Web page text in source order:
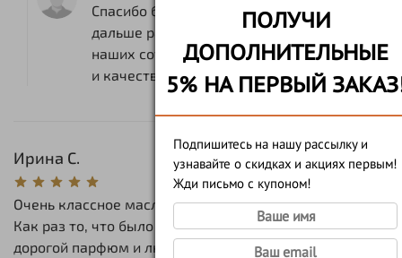
ПОЛУЧИ
ДОПОЛНИТЕЛЬНЫЕ
5% НА ПЕРВЫЙ
Подпишитесь на нашу рассылку и
узнавайте о скидках и акциях первым!
Жди письмо с купоном!
Спасибо большое за отзыв! Будем и
дальше радовать вас компетенцией
наших сотрудников, скоростью доставки
и качеством нашей продукции.
Ирина С.
Очень классное масло - оно без запаха и отдушек.
Как раз то, что было нужно моему мужу. Он любит
дорогой парфюм и любит пахнуть только им. А какая